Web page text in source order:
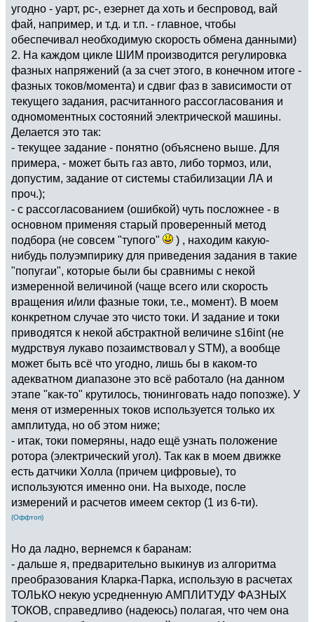
угодно - уарт, рс-, езернет да хоть и беспровод, вай
фай, например, и т.д. и т.п. - главное, чтобы
обеспечивал необходимую скорость обмена данными)
2. На каждом цикле ШИМ производится регулировка
фазных напряжений (а за счет этого, в конечном итоге -
фазных токов/момента) и сдвиг фаз в зависимости от
текущего задания, расчитанного рассогласования и
одномоментных состояний электрической машины.
Делается это так:
- текущее задание - понятно (объяснено выше. Для
примера, - может быть газ авто, либо тормоз, или,
допустим, задание от системы стабилизации ЛА и
проч.);
- с рассогласованием (ошибкой) чуть посложнее - в
основном применяя старый проверенный метод
подбора (не совсем "тупого"
) , находим какую-
нибудь полуэмпирику для приведения задания в такие
"попугаи", которые были бы сравнимы с некой
измеренной величиной (чаще всего или скорость
вращения и/или фазные токи, т.е., момент). В моем
конкретном случае это чисто токи. И задание и токи
приводятся к некой абстрактной величине s16int (не
мудрствуя лукаво позаимствовал у STM), а вообще
может быть всё что угодно, лишь бы в каком-то
адекватном диапазоне это всё работало (на данном
этапе "как-то" крутилось, тюнинговать надо попозже). У
меня от измеренных токов используется только их
амплитуда, но об этом ниже;
- итак, токи померяны, надо ещё узнать положение
ротора (электрический угол). Так как в моем движке
есть датчики Холла (причем цифровые), то
используются именно они. На выходе, после
измерений и расчетов имеем сектор (1 из 6-ти).
(Оффтоп)
Но да ладно, вернемся к баранам:
- дальше я, предварительно выкинув из алгоритма
преобразования Кларка-Парка, использую в расчетах
ТОЛЬКО некую усредненную АМПЛИТУДУ ФАЗНЫХ
ТОКОВ, справедливо (надеюсь) полагая, что чем она